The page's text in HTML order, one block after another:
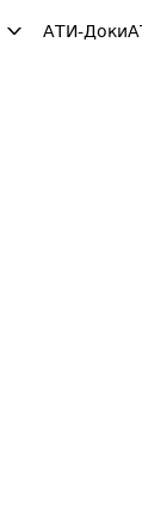
АТИ-Доки